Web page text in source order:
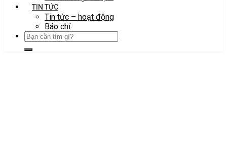
TIN TỨC
Tin tức – hoạt động
Báo chí